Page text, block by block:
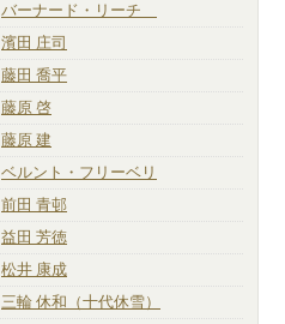
バーナード・リーチ
濱田 庄司
藤田 喬平
藤原 啓
藤原 建
ベルント・フリーベリ
前田 青邨
益田 芳徳
松井 康成
三輪 休和（十代休雪）